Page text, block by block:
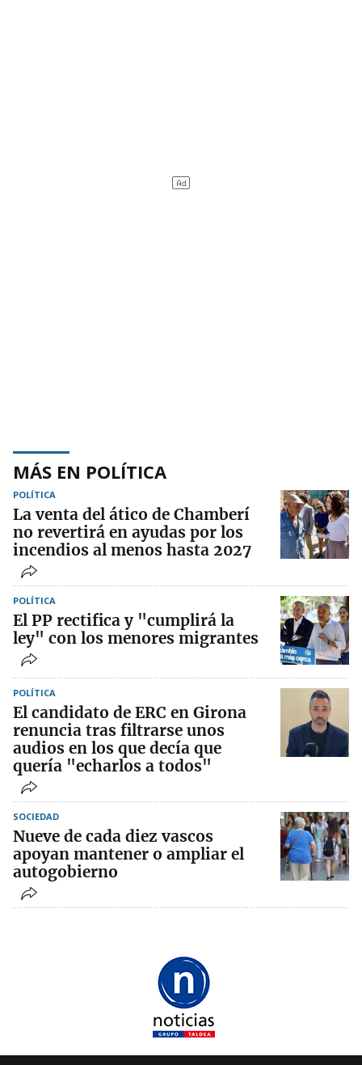
MÁS EN POLÍTICA
POLÍTICA
La venta del ático de Chamberí
no revertirá en ayudas por los
incendios al menos hasta 2027
POLÍTICA
El PP rectifica y "cumplirá la
ley" con los menores migrantes
POLÍTICA
El candidato de ERC en Girona
renuncia tras filtrarse unos
audios en los que decía que
quería "echarlos a todos"
SOCIEDAD
Nueve de cada diez vascos
apoyan mantener o ampliar el
autogobierno